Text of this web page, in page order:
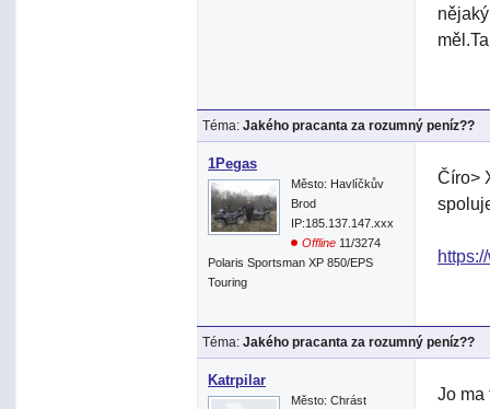
Téma: Jakého pracanta za rozumný peníz??
1Pegas
Město: Havlíčkův
Brod
IP:185.137.147.xxx
Offline 11/3274
Polaris Sportsman XP 850/EPS
Touring
Číro>
Téma: Jakého pracanta za rozumný peníz??
Katrpilar
Město: Chrást
Jo ma